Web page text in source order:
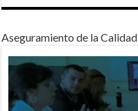
Aseguramiento de la Calidad